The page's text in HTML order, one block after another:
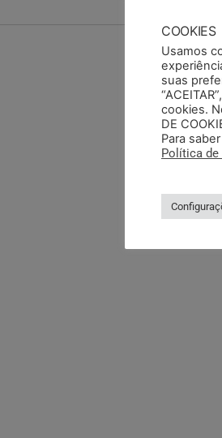
COOKIES
Usamos
suas
cookies.
DE
Para
Política de